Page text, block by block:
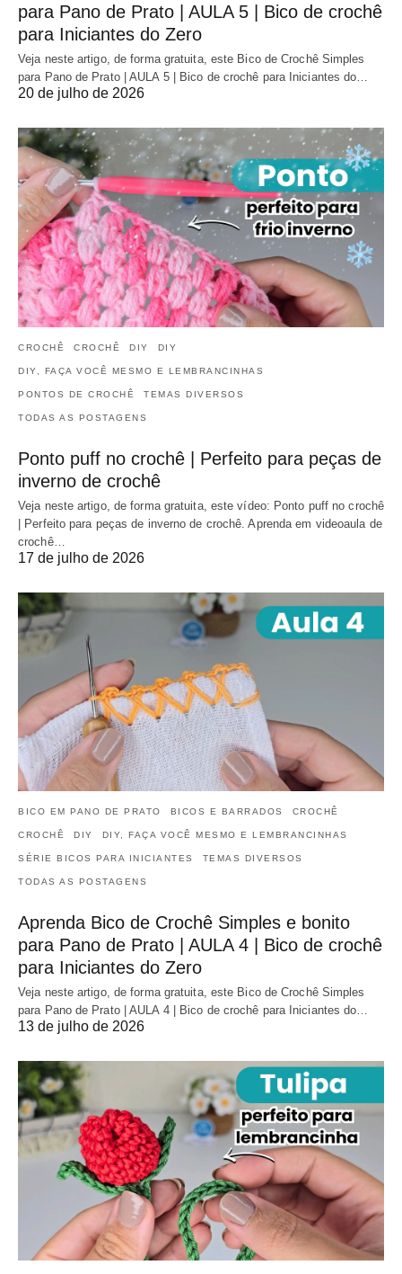
para Pano de Prato | AULA 5 | Bico de crochê
para Iniciantes do Zero
Veja neste artigo, de forma gratuita, este Bico de Crochê Simples
para Pano de Prato | AULA 5 | Bico de crochê para Iniciantes do…
20 de julho de 2026
CROCHÊ CROCHÊ DIY DIY
DIY, FAÇA VOCÊ MESMO E LEMBRANCINHAS
PONTOS DE CROCHÊ TEMAS DIVERSOS
TODAS AS POSTAGENS
Ponto puff no crochê | Perfeito para peças de
inverno de crochê
Veja neste artigo, de forma gratuita, este vídeo: Ponto puff no crochê
| Perfeito para peças de inverno de crochê. Aprenda em videoaula de
crochê…
17 de julho de 2026
BICO EM PANO DE PRATO BICOS E BARRADOS CROCHÊ
CROCHÊ DIY DIY, FAÇA VOCÊ MESMO E LEMBRANCINHAS
SÉRIE BICOS PARA INICIANTES TEMAS DIVERSOS
TODAS AS POSTAGENS
Aprenda Bico de Crochê Simples e bonito
para Pano de Prato | AULA 4 | Bico de crochê
para Iniciantes do Zero
Veja neste artigo, de forma gratuita, este Bico de Crochê Simples
para Pano de Prato | AULA 4 | Bico de crochê para Iniciantes do…
13 de julho de 2026